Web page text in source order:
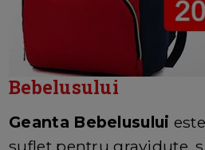
Bebelusului
Geanta Bebelusului
suflet pentru gravidute,